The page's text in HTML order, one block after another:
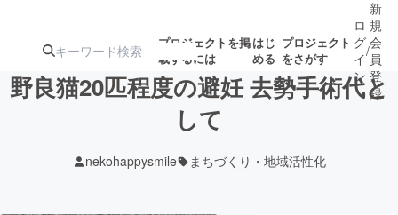
プロジェクトを掲
載するには
はじ
める
プロジェクト
をさがす
ターン
ジェクト
募集終了が近いプ
ロジェクト
されます
ロ
グ
イ
ン
/
新
規
会
員
登
録
野良猫20匹程度の避妊 去勢手術代と
して
nekohappysmile まちづくり・地域活性化